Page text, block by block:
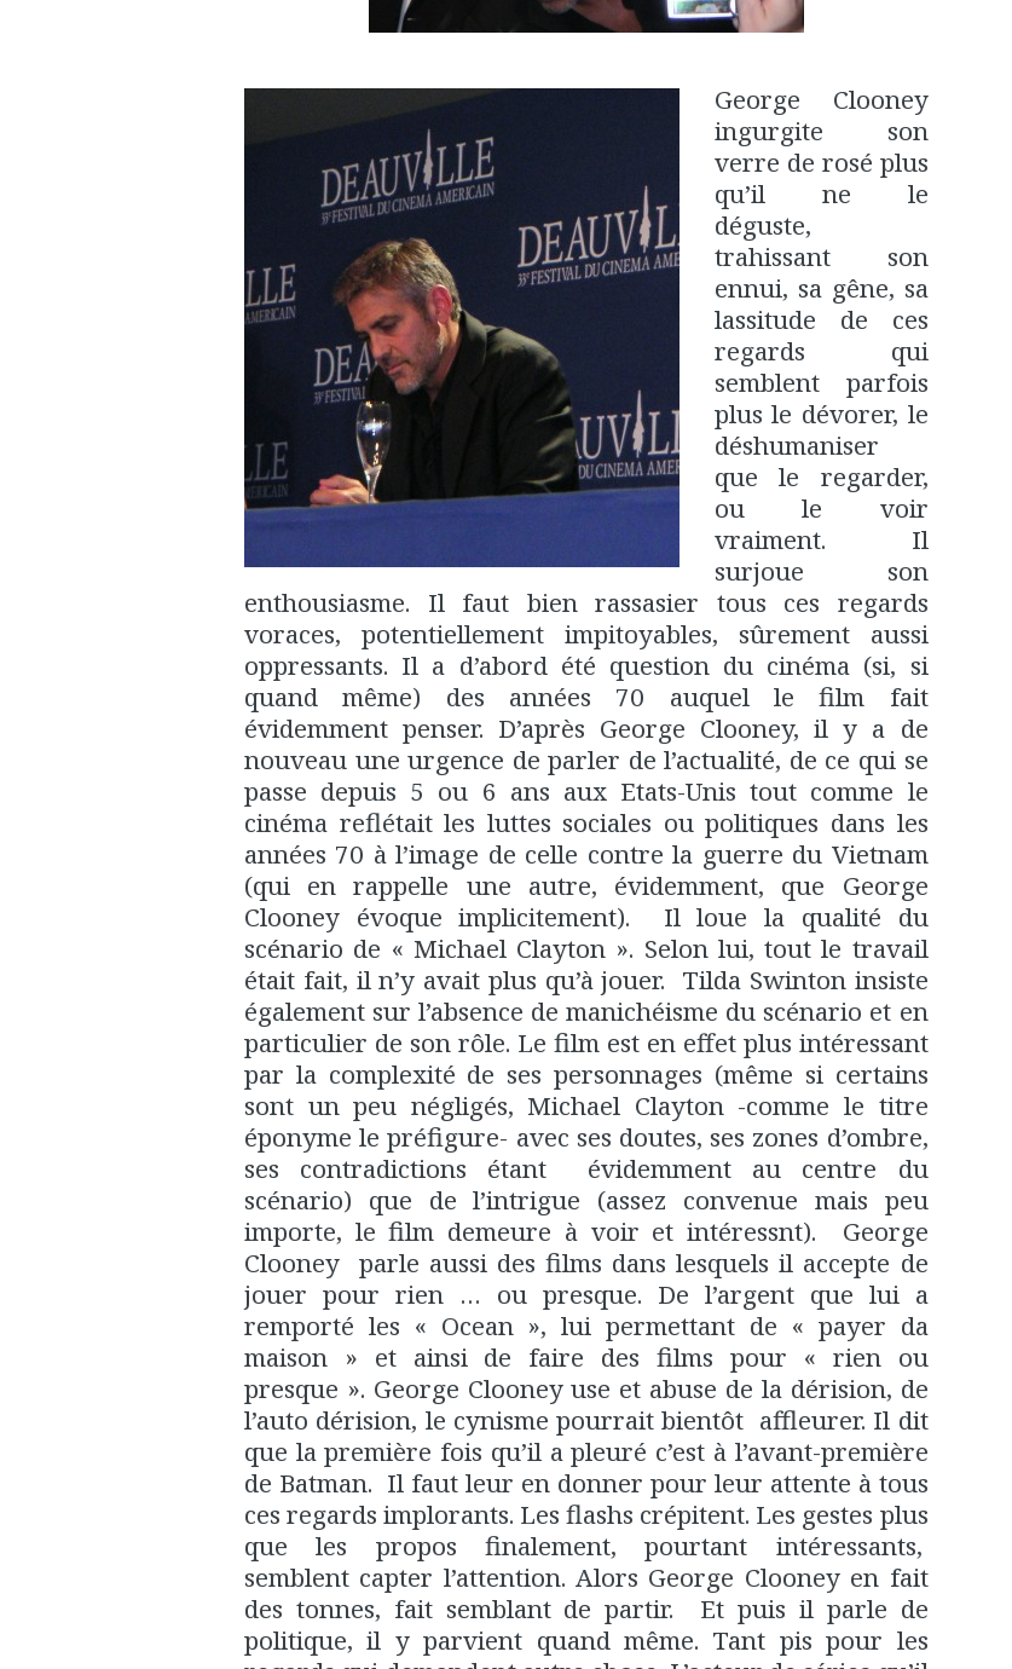
George Clooney
ingurgite son
verre de rosé plus
qu’il ne le
déguste,
trahissant son
ennui, sa gêne, sa
lassitude de ces
regards qui
semblent parfois
plus le dévorer, le
déshumaniser
que le regarder,
ou le voir
vraiment. Il
surjoue son
enthousiasme. Il faut bien rassasier tous ces regards
voraces, potentiellement impitoyables, sûrement aussi
oppressants. Il a d’abord été question du cinéma (si, si
quand même) des années 70 auquel le film fait
évidemment penser. D’après George Clooney, il y a de
nouveau une urgence de parler de l’actualité, de ce qui se
passe depuis 5 ou 6 ans aux Etats-Unis tout comme le
cinéma reflétait les luttes sociales ou politiques dans les
années 70 à l’image de celle contre la guerre du Vietnam
(qui en rappelle une autre, évidemment, que George
Clooney évoque implicitement). Il loue la qualité du
scénario de « Michael Clayton ». Selon lui, tout le travail
était fait, il n’y avait plus qu’à jouer. Tilda Swinton insiste
également sur l’absence de manichéisme du scénario et en
particulier de son rôle. Le film est en effet plus intéressant
par la complexité de ses personnages (même si certains
sont un peu négligés, Michael Clayton -comme le titre
éponyme le préfigure- avec ses doutes, ses zones d’ombre,
ses contradictions étant évidemment au centre du
scénario) que de l’intrigue (assez convenue mais peu
importe, le film demeure à voir et intéressnt). George
Clooney parle aussi des films dans lesquels il accepte de
jouer pour rien … ou presque. De l’argent que lui a
remporté les « Ocean », lui permettant de « payer da
maison » et ainsi de faire des films pour « rien ou
presque ». George Clooney use et abuse de la dérision, de
l’auto dérision, le cynisme pourrait bientôt affleurer. Il dit
que la première fois qu’il a pleuré c’est à l’avant-première
de Batman. Il faut leur en donner pour leur attente à tous
ces regards implorants. Les flashs crépitent. Les gestes plus
que les propos finalement, pourtant intéressants,
semblent capter l’attention. Alors George Clooney en fait
des tonnes, fait semblant de partir. Et puis il parle de
politique, il y parvient quand même. Tant pis pour les